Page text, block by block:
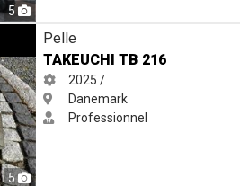
5
5
Pelle
TAKEUCHI TB 216
2025 /
Danemark
Professionnel